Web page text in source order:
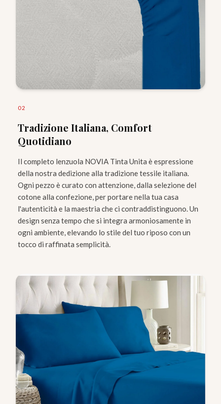
02
Tradizione Italiana, Comfort
Quotidiano
Il completo lenzuola NOVIA Tinta Unita è espressione
della nostra dedizione alla tradizione tessile italiana.
Ogni pezzo è curato con attenzione, dalla selezione del
cotone alla confezione, per portare nella tua casa
l'autenticità e la maestria che ci contraddistinguono. Un
design senza tempo che si integra armoniosamente in
ogni ambiente, elevando lo stile del tuo riposo con un
tocco di raffinata semplicità.